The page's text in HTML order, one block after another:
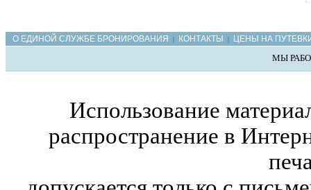
О ЕДИНОЙ СЛУЖБЕ БРОНИРОВАНИЯ | КОНТАКТЫ |
ЦЕНЫ НА
МЫ
Использование
распространение в